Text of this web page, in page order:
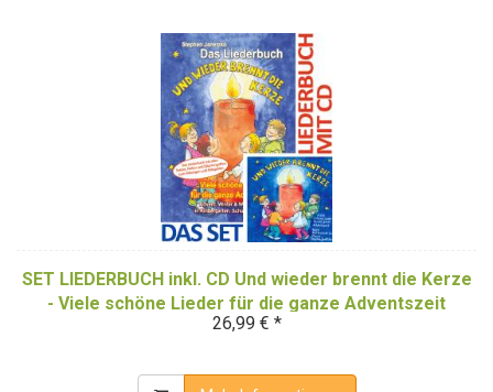
SET LIEDERBUCH inkl. CD Und wieder brennt die Kerze
- Viele schöne Lieder für die ganze Adventszeit
26,99 € *